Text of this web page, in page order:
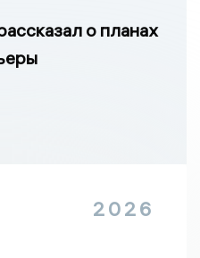
о планах
2026